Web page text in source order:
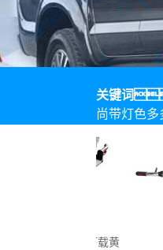
关键词
尚带灯色
后拖车色多多下载黄